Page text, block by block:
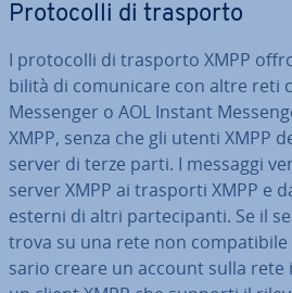
Pro­to­col­li di trasporto
I pro­to­col­li di trasporto XMPP
bi­li­tà di co­mu­ni­ca­re con altre reti
Messenger o AOL Instant
XMPP, senza che gli utenti XMPP
server di terze parti. I messaggi
server XMPP ai trasporti XMPP e
esterni di altri par­te­ci­pan­ti. Se il
trova su una rete non com­pa­ti­bi­le
sa­rio creare un account sulla rete